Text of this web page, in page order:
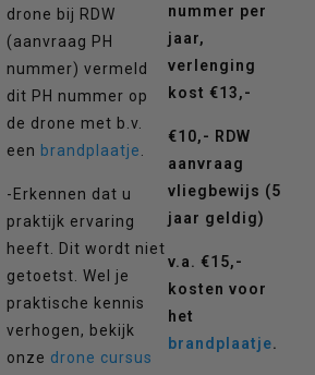
drone bij RDW
(aanvraag PH
nummer) vermeld
dit PH nummer op
de drone met b.v.
een brandplaatje.
-Erkennen dat u
praktijk ervaring
heeft. Dit wordt niet
getoetst. Wel je
praktische kennis
verhogen, bekijk
onze drone cursus
nummer per
jaar,
verlenging
kost €13,-
€10,- RDW
aanvraag
vliegbewijs (5
jaar geldig)
v.a. €15,-
kosten voor
het
brandplaatje.